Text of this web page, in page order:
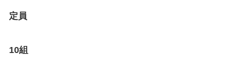
定員
10組